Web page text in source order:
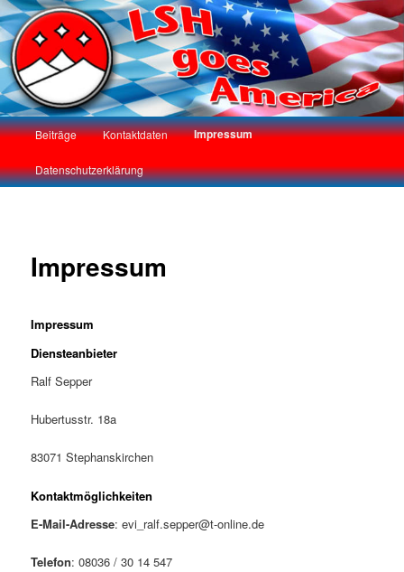
LSH goes America
Hauptmenü
Zum
Inhalt
Beiträge Kontaktdaten Impressum
Datenschutzerklärung
Impressum
Impressum
Diensteanbieter
Ralf Sepper
Hubertusstr. 18a
83071 Stephanskirchen
Kontaktmöglichkeiten
E-Mail-Adresse: evi_ralf.sepper@t-online.de
Telefon: 08036 / 30 14 547